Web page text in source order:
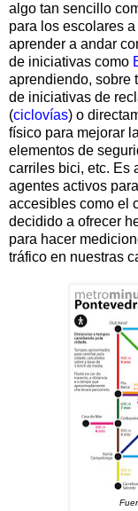
algo tan sencillo
para los escolares
aprender a andar
de iniciativas como
aprendiendo, sobre
de iniciativas de
(ciclovías) o
físico para mejorar
elementos de
carriles bici, etc. Es
agentes activos
accesibles como el
decidido a ofrecer
para hacer
tráfico en nuestras